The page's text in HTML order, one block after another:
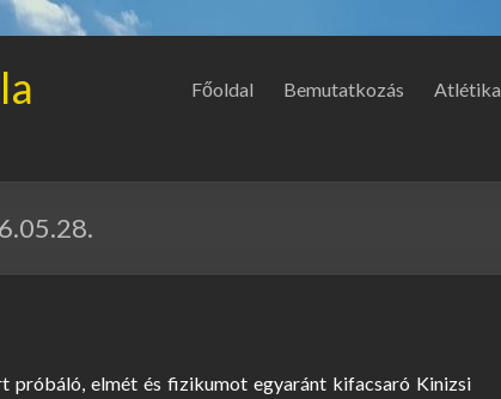
Főoldal Bemutatkozás Atlétika
próbáló, elmét és fizikumot egyaránt kifacsaró Kinizsi